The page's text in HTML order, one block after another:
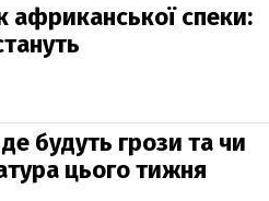
африканської спеки:
будуть грози та чи
цього тижня